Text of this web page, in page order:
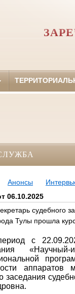
Анонсы
06.10.2025
судебного
Тулы прошла
с
«Научный-
аппаратов
заседания